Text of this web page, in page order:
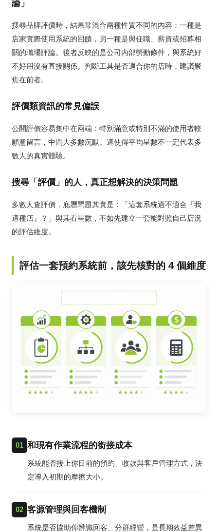
論」
搜尋品牌評價時，結果常混合兩種性質不同的內容：一種是
店家實際使用系統的回饋，另一種是與任職、薪資或招募相
關的職場評論。後者反映的是公司內部勞動條件，與系統好
不好用沒有直接關係。判斷工具是否適合你的店時，建議聚
焦在前者。
評價類資訊的常見偏誤
公開評價容易集中在兩端：特別滿意或特別不滿的使用者較
願意留言，中間大多數沉默。這使得平均星數不一定代表多
數人的真實體驗。
搜尋「評價」的人，真正想解決的決策問題
多數人查評價，底層問題其實是：「這套系統適不適合『我
這種店』？」與其看星數，不如先建立一套能對照自己店況
的評估維度。
評估一套預約系統前，該先核對的 4 個維度
01 和現有作業流程的銜接成本
系統能否接上你目前的預約、收款與客戶管理方式，決
定導入初期的摩擦大小。
02 客源管理與回客機制
系統是否協助你辨識回客、分群經營，是長期效益差異